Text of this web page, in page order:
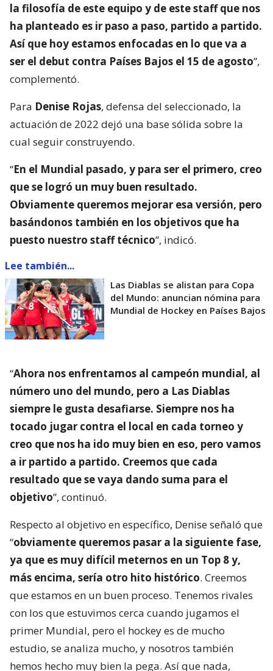
la filosofía de este equipo y de este staff que nos
ha planteado es ir paso a paso, partido a partido.
Así que hoy estamos enfocadas en lo que va a
ser el debut contra Países Bajos el 15 de agosto”,
complementó.
Para Denise Rojas, defensa del seleccionado, la
actuación de 2022 dejó una base sólida sobre la
cual seguir construyendo.
“En el Mundial pasado, y para ser el primero, creo
que se logró un muy buen resultado.
Obviamente queremos mejorar esa versión, pero
basándonos también en los objetivos que ha
puesto nuestro staff técnico”, indicó.
Lee también...
Las Diablas se alistan para Copa
del Mundo: anuncian nómina para
Mundial de Hockey en Países Bajos
“Ahora nos enfrentamos al campeón mundial, al
número uno del mundo, pero a Las Diablas
siempre le gusta desafiarse. Siempre nos ha
tocado jugar contra el local en cada torneo y
creo que nos ha ido muy bien en eso, pero vamos
a ir partido a partido. Creemos que cada
resultado que se vaya dando suma para el
objetivo”, continuó.
Respecto al objetivo en específico, Denise señaló que
“obviamente queremos pasar a la siguiente fase,
ya que es muy difícil meternos en un Top 8 y,
más encima, sería otro hito histórico. Creemos
que estamos en un buen proceso. Tenemos rivales
con los que estuvimos cerca cuando jugamos el
primer Mundial, pero el hockey es de mucho
estudio, se analiza mucho, y nosotros también
hemos hecho muy bien la pega. Así que nada,